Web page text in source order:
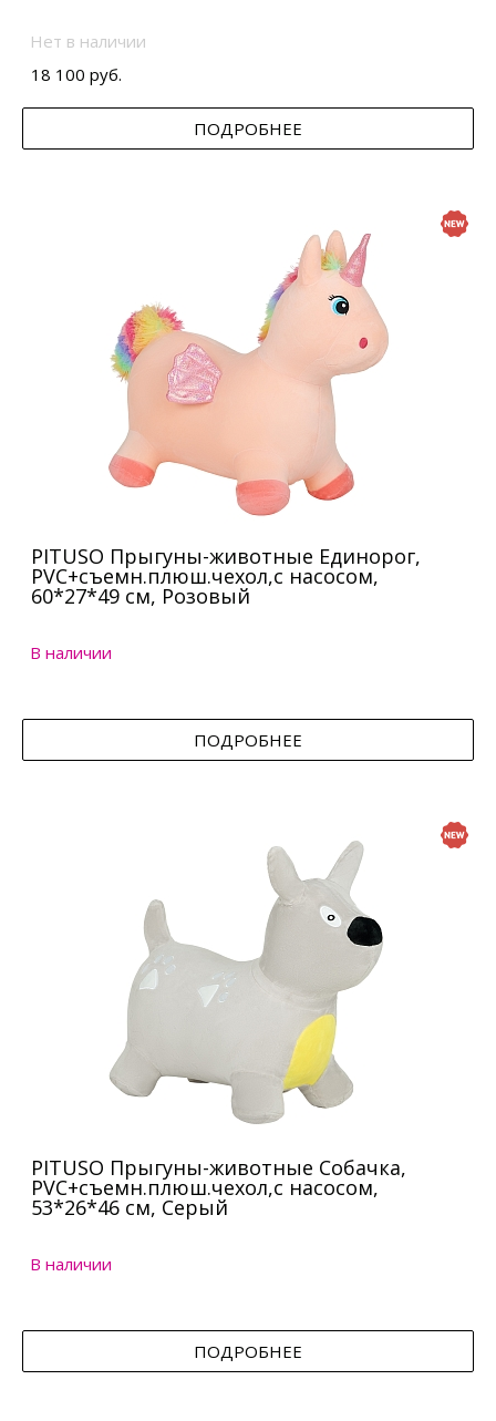
Нет в наличии
18 100 руб.
ПОДРОБНЕЕ
PITUSO Прыгуны-животные Единорог,
PVC+съемн.плюш.чехол,с насосом,
60*27*49 см, Розовый
В наличии
ПОДРОБНЕЕ
PITUSO Прыгуны-животные Собачка,
PVC+съемн.плюш.чехол,с насосом,
53*26*46 см, Серый
В наличии
ПОДРОБНЕЕ